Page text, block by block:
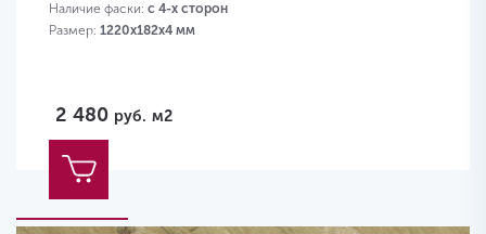
Наличие фаски: с 4-х сторон
Размер: 1220х182х4 мм
2 480 руб. м2